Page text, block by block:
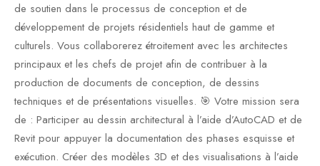
de soutien dans le processus de conception et de
développement de projets résidentiels haut de gamme et
culturels. Vous collaborerez étroitement avec les architectes
principaux et les chefs de projet afin de contribuer à la
production de documents de conception, de dessins
techniques et de présentations visuelles. 🎯 Votre mission sera
de : Participer au dessin architectural à l’aide d’AutoCAD et de
Revit pour appuyer la documentation des phases esquisse et
exécution. Créer des modèles 3D et des visualisations à l’aide